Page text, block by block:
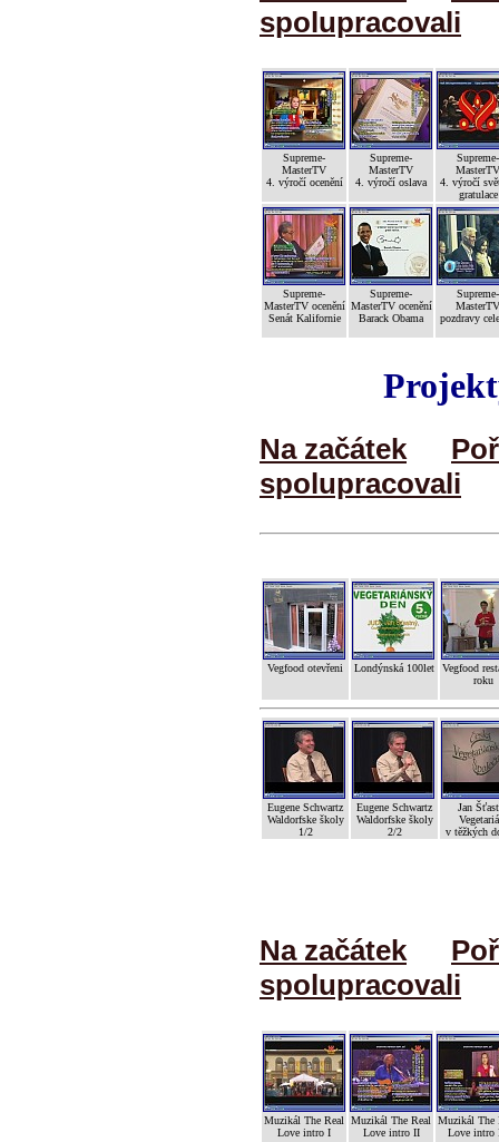
spolupracovali
Supreme-
MasterTV
4. výročí ocenění
Supreme-
MasterTV
4. výročí oslava
Supreme-
MasterTV
4. výročí
gratulace
Supreme-
MasterTV ocenění
Senát Kalifornie
Supreme-
MasterTV ocenění
Barack Obama
Supreme-
MasterTV
pozdravy
Na začátek
spolupracovali
Vegfood otevřeni Londýnská 100let
Vegfood
roku
Eugene Schwartz
Waldorfske školy
1/2
Eugene Schwartz
Waldorfske školy
2/2
Jan
v těžkých
Na začátek
spolupracovali
Muzikál The Real
Love intro I
Muzikál The Real
Love intro II
Muzikál The
Love intro